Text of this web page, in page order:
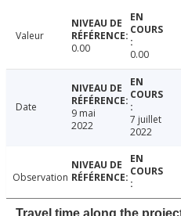
Valeur
0.00
0.00
Date
9 mai
2022
7 juillet
2022
Observation